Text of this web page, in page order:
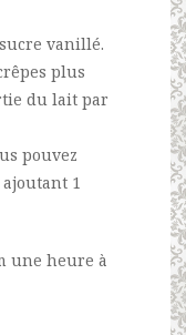
vanillé.
plus
du lait par
pouvez
1
une heure à